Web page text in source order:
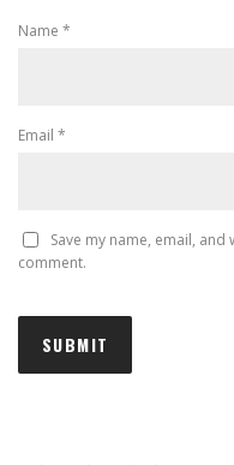
Name *
Email *
Save my name, email,
comment.